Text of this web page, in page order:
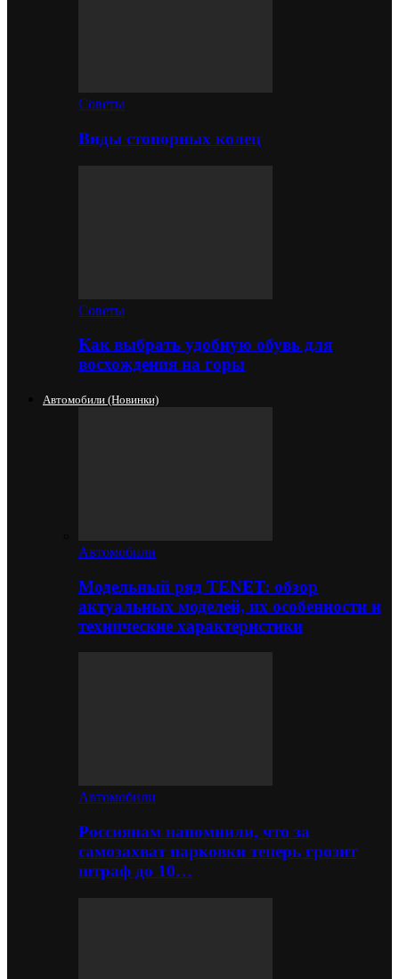
Советы
Виды стопорных колец
Советы
Как выбрать удобную обувь для
восхождения на горы
Автомобили (новинки)
Автомобили
Модельный ряд TENET: обзор
актуальных моделей, их особенности и
технические характеристики
Автомобили
Россиянам напомнили, что за
самозахват парковки теперь грозит
штраф до 10…